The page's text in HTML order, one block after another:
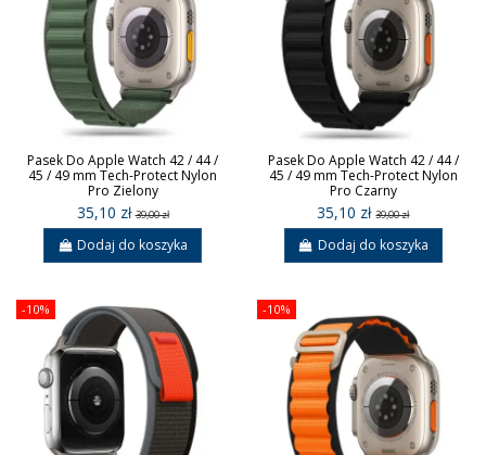
Pasek Do Apple Watch 42 / 44 /
45 / 49 mm Tech-Protect Nylon
Pro Zielony
35,10 zł39,00 zł
Dodaj do koszyka
Pasek Do Apple Watch 42 / 44 /
45 / 49 mm Tech-Protect Nylon
Pro Czarny
35,10 zł39,00 zł
Dodaj do koszyka
-10% -10%